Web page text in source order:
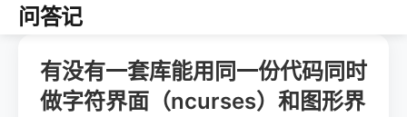
问答记
有没有一套库能用同一份代码同时
做字符界面（ncurses）和图形界